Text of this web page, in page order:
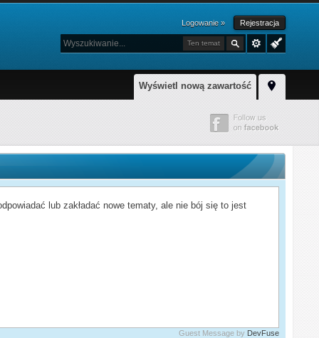
Logowanie » Rejestracja
Ten temat
Wyświetl nową zawartość
lub zakładać nowe tematy, ale nie bój się to jest
Guest Message by DevFuse